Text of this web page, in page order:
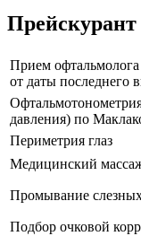
Прейскурант
Прием
от даты последнего
давления) по
Периметрия глаз
Медицинский
Промывание
Подбор очковой